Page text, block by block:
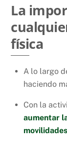
La
física
A lo largo
haciendo
Con la
aumentar